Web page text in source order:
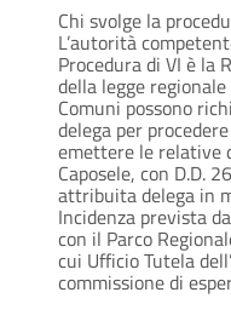
Chi svolge la
L’autorità
Procedura di VI è la
della legge
Comuni possono
delega per
emettere le relative
Caposele, con D.D.
attribuita delega in
Incidenza prevista
con il Parco
cui Ufficio Tutela
commissione di